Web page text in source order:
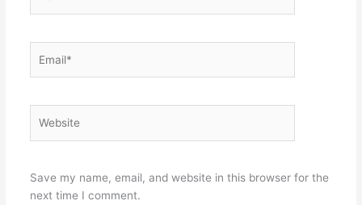
Save my name, email, and website in this browser for the
next time I comment.